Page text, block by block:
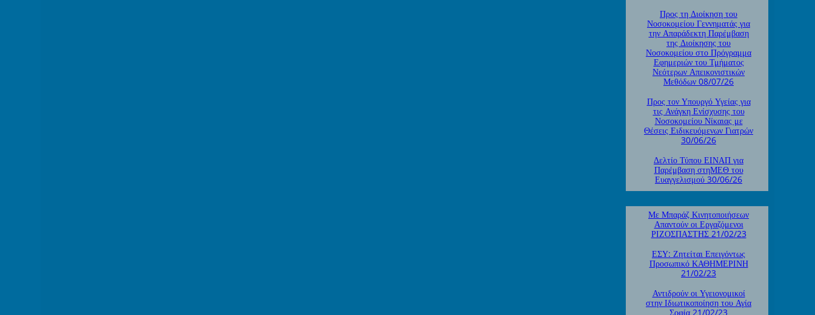
Προς τη Διοίκηση του
Νοσοκομείου Γεννηματάς για
την Απαράδεκτη Παρέμβαση
της Διοίκησης του
Νοσοκομείου στο Πρόγραμμα
Εφημεριών του Τμήματος
Νεότερων Απεικονιστικών
Μεθόδων 08/07/26
Προς τον Υπουργό Υγείας για
τις Ανάγκη Ενίσχυσης του
Νοσοκομείου Νίκαιας με
Θέσεις Ειδικευόμενων Γιατρών
30/06/26
Δελτίο Τύπου ΕΙΝΑΠ για
Παρέμβαση στηΜΕΘ του
Ευαγγελισμού 30/06/26
Με Μπαράζ Κινητοποιήσεων
Απαντούν οι Εργαζόμενοι
ΡΙΖΟΣΠΑΣΤΗΣ 21/02/23
ΕΣΥ: Ζητείται Επειγόντως
Προσωπικό ΚΑΘΗΜΕΡΙΝΗ
21/02/23
Αντιδρούν οι Υγειονομικοί
στην Ιδιωτικοποίηση του Αγία
Σοφία 21/02/23